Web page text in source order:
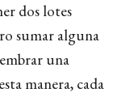
dos lotes
sumar alguna
una
manera, cada